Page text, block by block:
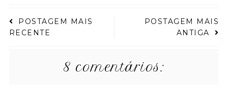
POSTAGEM MAIS
RECENTE
POSTAGEM MAIS
ANTIGA
8 comentários: